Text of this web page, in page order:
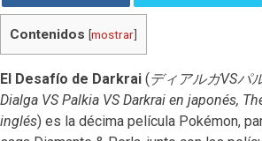
Contenidos [mostrar]
El Desafío de Darkrai (ディアルガVSパ
Dialga VS Palkia VS Darkrai en japonés,
inglés) es la décima película Pokémon,